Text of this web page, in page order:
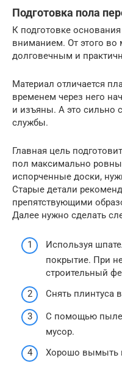
Подготовка пола
К подготовке
вниманием. От этого во
долговечным и
Материал отличается
временем через него
и изъяны. А это сильно
службы.
Главная цель
пол максимально
испорченные доски,
Старые детали
препятствующими
Далее нужно сделать
Используя
покрытие. При
строительный
Снять плинтуса
С помощью
мусор.
Хорошо вымыть